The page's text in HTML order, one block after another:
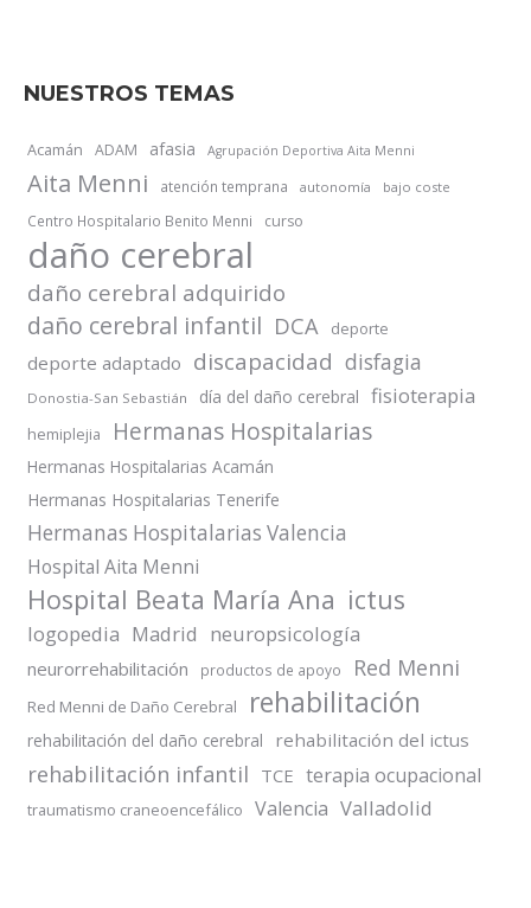
NUESTROS TEMAS
Acamán ADAM afasia Agrupación Deportiva Aita Menni
Aita Menni atención temprana autonomía bajo coste
Centro Hospitalario Benito Menni curso
daño cerebral
daño cerebral adquirido
daño cerebral infantil DCA deporte
deporte adaptado discapacidad disfagia
Donostia-San Sebastián día del daño cerebral fisioterapia
hemiplejia Hermanas Hospitalarias
Hermanas Hospitalarias Acamán
Hermanas Hospitalarias Tenerife
Hermanas Hospitalarias Valencia
Hospital Aita Menni
Hospital Beata María Ana ictus
logopedia Madrid neuropsicología
neurorrehabilitación productos de apoyo Red Menni
Red Menni de Daño Cerebral rehabilitación
rehabilitación del daño cerebral rehabilitación del ictus
rehabilitación infantil TCE terapia ocupacional
traumatismo craneoencefálico Valencia Valladolid